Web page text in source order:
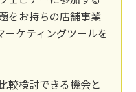
をお持ちの店舗事業
ケティングツールを
較検討できる機会と